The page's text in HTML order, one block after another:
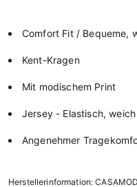
Comfort Fit / Bequeme,
Kent-Kragen
Mit modischem Print
Jersey - Elastisch,
Angenehmer
Herstellerinformation: